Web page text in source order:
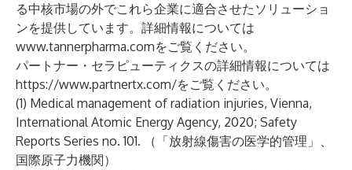
る中核市場の外でこれら企業に適合させたソリューショ
ンを提供しています。詳細情報については
www.tannerpharma.comをご覧ください。
パートナー・セラピューティクスの詳細情報については
https://www.partnertx.com/をご覧ください。
(1) Medical management of radiation injuries, Vienna,
International Atomic Energy Agency, 2020; Safety
Reports Series no. 101. （「放射線傷害の医学的管理」、
国際原子力機関）